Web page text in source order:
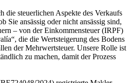
die steuerlichen Aspekte des Verkaufs
Sie ansässig oder nicht ansässig sind,
– von der Einkommensteuer (IRPF)
die die Wertsteigerung des Bodens
der Mehrwertsteuer. Unsere Rolle ist
zu machen, damit der Prozess